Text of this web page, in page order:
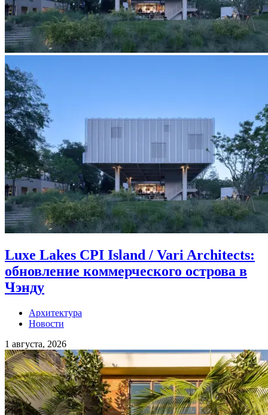
Luxe Lakes CPI Island / Vari Architects:
обновление коммерческого острова в
Чэнду
Архитектура
Новости
1 августа, 2026